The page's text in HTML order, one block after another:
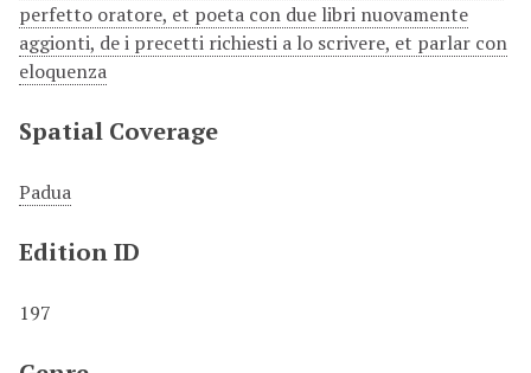
perfetto oratore, et poeta con due libri nuovamente
aggionti, de i precetti richiesti a lo scrivere, et parlar con
eloquenza
Spatial Coverage
Padua
Edition ID
197